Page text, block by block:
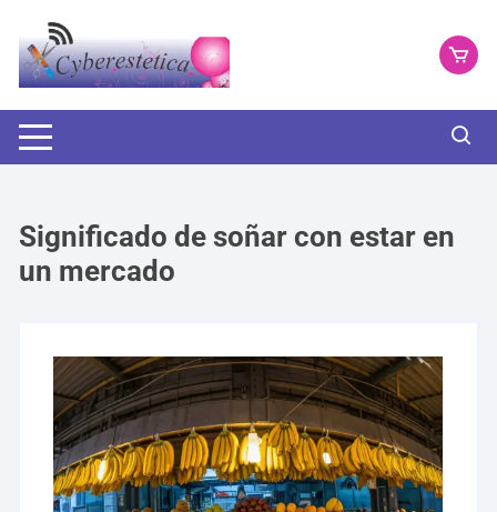
contenido
Significado de soñar con estar en
un mercado